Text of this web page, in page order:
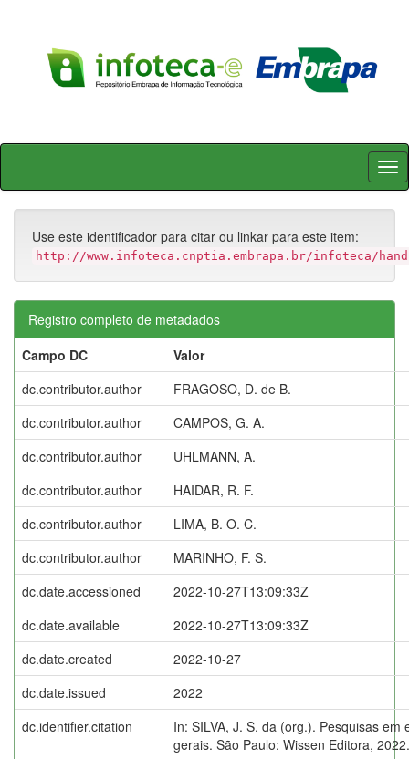
Skip
Use este identificador para citar ou linkar para este item:
http://www.infoteca.cnptia.embrapa.br/infoteca/
Registro completo de metadados
Campo DC
Valor
dc.contributor.author
FRAGOSO, D. de B.
dc.contributor.author
CAMPOS, G. A.
dc.contributor.author
UHLMANN, A.
dc.contributor.author
HAIDAR, R. F.
dc.contributor.author
LIMA, B. O. C.
dc.contributor.author
MARINHO, F. S.
dc.date.accessioned
2022-10-27T13:09:33Z
dc.date.available
2022-10-27T13:09:33Z
dc.date.created
2022-10-27
dc.date.issued
2022
dc.identifier.citation
In: SILVA, J. S. da (org.). Pesquisas em
gerais. São Paulo: Wissen Editora, 2022.